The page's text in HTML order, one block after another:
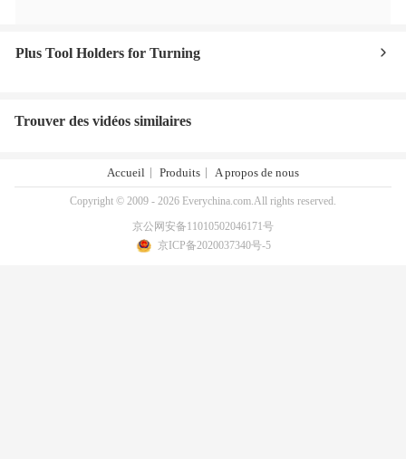
Plus Tool Holders for Turning
Trouver des vidéos similaires
Accueil Produits A propos de nous
Copyright © 2009 - 2026 Everychina.com.All rights reserved.
京公网安备11010502046171号
京ICP备2020037340号-5